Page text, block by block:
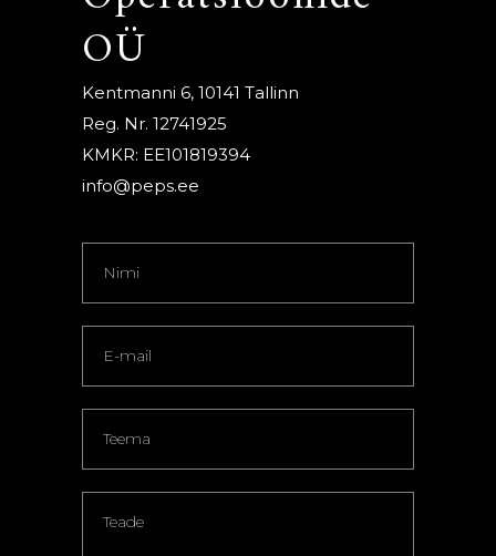
OÜ
Kentmanni 6, 10141 Tallinn
Reg. Nr. 12741925
KMKR: EE101819394
info@peps.ee